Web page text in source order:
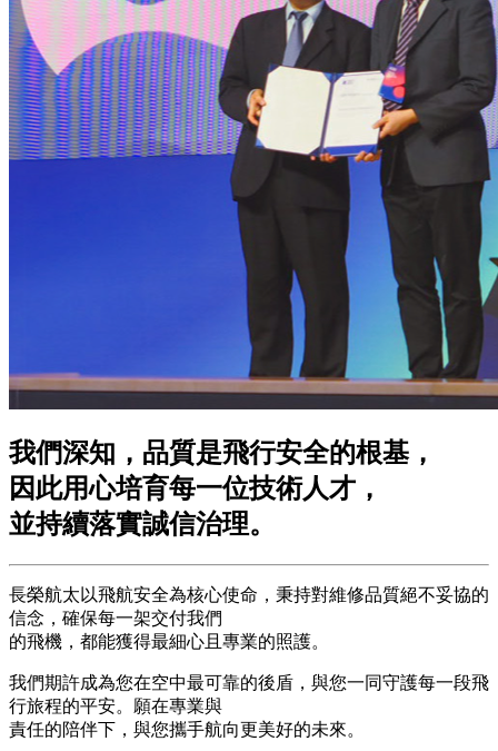
我們深知， 品質是飛行安全的根基，
因此用心培育每一位技術人才，
並持續落實誠信治理。
長榮航太以飛航安全為核心使命，秉持對維修品質絕不妥協的
信念，確保每一架交付我們
的飛機，都能獲得最細心且專業的照護。
我們期許成為您在空中最可靠的後盾，與您一同守護每一段飛
行旅程的平安。願在專業與
責任的陪伴下，與您攜手航向更美好的未來。